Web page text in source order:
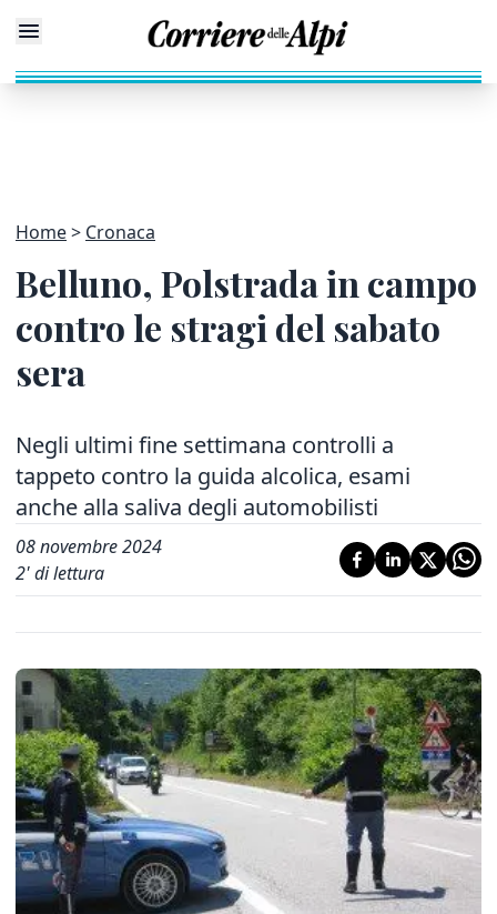
Home Cronaca
Belluno, Polstrada in campo
contro le stragi del sabato
sera
Negli ultimi fine settimana controlli a
tappeto contro la guida alcolica, esami
anche alla saliva degli automobilisti
08 novembre 2024
2' di lettura